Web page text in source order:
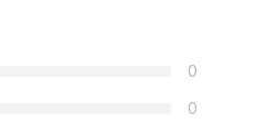
0
0